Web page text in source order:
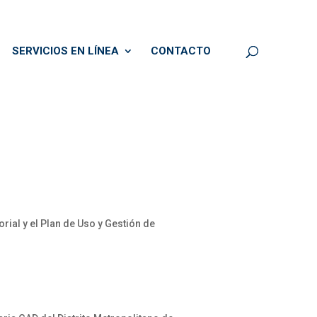
SERVICIOS EN LÍNEA CONTACTO
y el Plan de Uso y Gestión de